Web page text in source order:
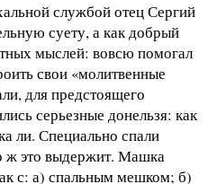
службой отец Сергий
суету, а как добрый
мыслей: вовсю помогал
свои «молитвенные
для предстоящего
серьезные донельзя: как
ли. Специально спали
ж это выдержит. Машка
с: а) спальным мешком; б)